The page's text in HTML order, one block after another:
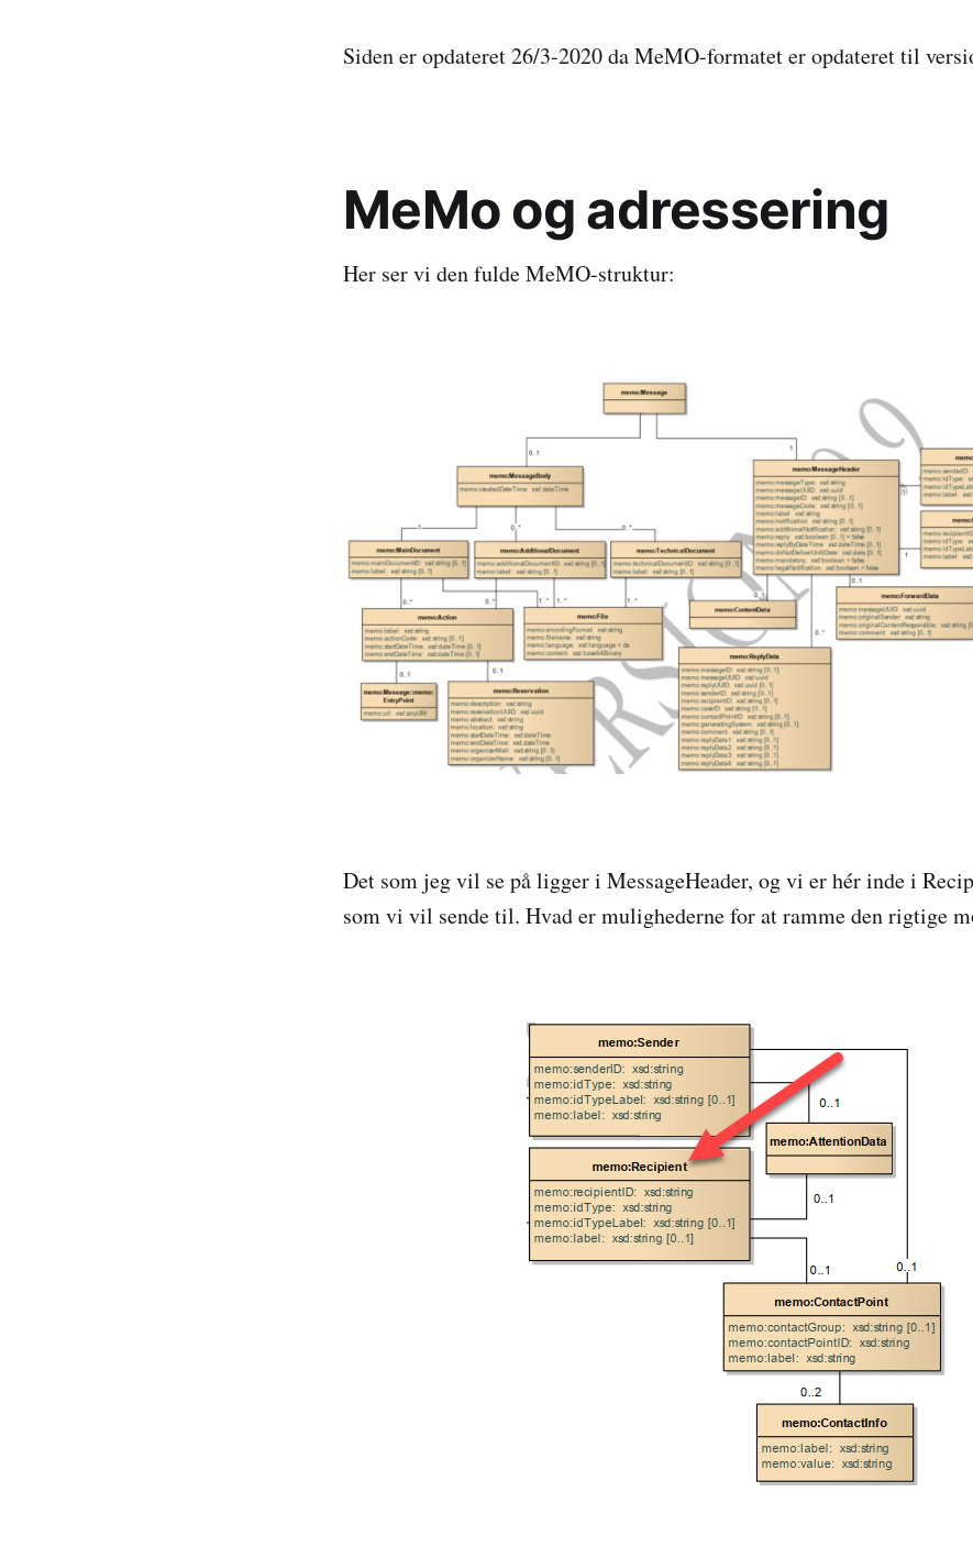
Siden er opdateret 26/3-2020 da MeMO-formatet er opdateret til
MeMo og adressering
Her ser vi den fulde MeMO-struktur:
Det som jeg vil se på ligger i MessageHeader, og vi er hér inde i
som vi vil sende til. Hvad er mulighederne for at ramme den rigtige